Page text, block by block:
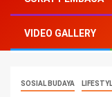
VIDEO GALLERY
Kampung
SOSIAL BUDAYA